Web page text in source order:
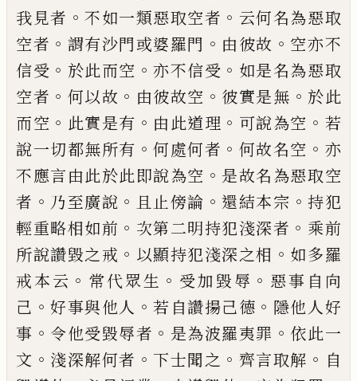
我見者 。不如一類惡取空者 。 云何名為惡取
空者 。 謂有沙門或婆羅門 。 由彼故 。 空亦不
信受 。 於此而空 。亦不信受 。 如是名為惡取
空者 。 何以故 。 由彼故空 。 彼實是無 。 於此
而空 。 此實是有 。 由此道理 。 可說為空 。 若
說一切都無所有 。何處何者 。 何故名空 。 亦
不應言由此於此即說為空 。 是故名為惡取空
者 。 乃至廣說 。 且止傍論 。 還結本宗 。 持犯
輕重略相如前 。 次第二明持犯淺深者 。 乘前
所說讚毀之戒 。 以顯持犯淺深之相 。 如多羅
戒本云 。 常代眾生 。 受加毀辱 。 惡事自向
己 。好事與他人 。若自讚揚己德 。 隱他人好
事 。令他受毀辱者 。 是為波羅夷罪 。 依此一
文 。 淺深解何者 。 下士聞之 。 齊言取解 。 自